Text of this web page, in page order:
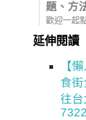
題、方
歡迎一起
延伸閱讀
【
食
往
7322